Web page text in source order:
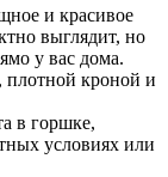
и красивое
выглядит, но
у вас дома.
плотной кроной и
в горшке,
условиях или